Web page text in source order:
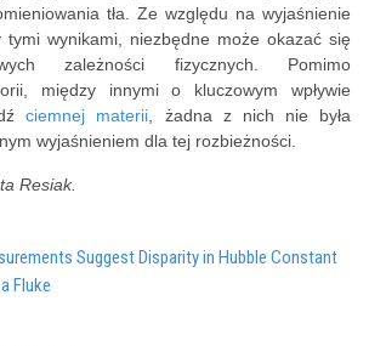
tła. Ze względu na wyjaśnienie
tymi wynikami, niezbędne może okazać się
zależności fizycznych. Pomimo
między innymi o kluczowym wpływie
ciemnej materii, żadna z nich nie była
wyjaśnieniem dla tej rozbieżności.
Resiak.
Suggest Disparity in Hubble Constant
Fluke